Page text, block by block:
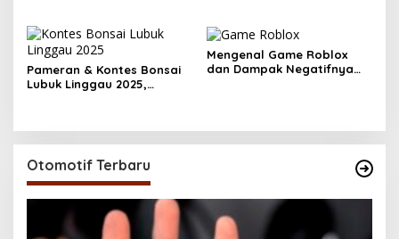
Pameran & Kontes Bonsai
Lubuk Linggau 2025,
Mengenal Game Roblox
dan Dampak Negatifnya
Otomotif Terbaru